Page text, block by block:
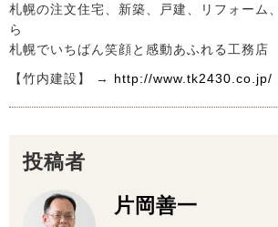
札幌の注文住宅、新築、戸建、リフォーム
ら
札幌でいちばん笑顔と感動あふれる工務店
【竹内建設】 → http://www.tk2430.co.jp/
投稿者
片岡善一